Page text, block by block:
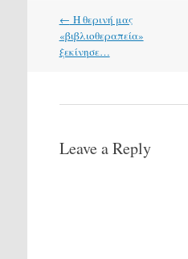
Post
navigation
← Η θερινή μας
«βιβλιοθεραπεία»
ξεκίνησε…
Leave a Reply